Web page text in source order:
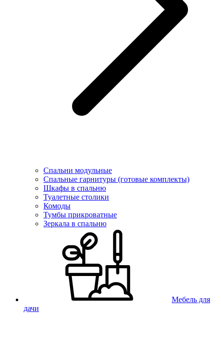
Спальни модульные
Спальные гарнитуры (готовые комплекты)
Шкафы в спальню
Туалетные столики
Комоды
Тумбы прикроватные
Зеркала в спальню
Мебель для
дачи